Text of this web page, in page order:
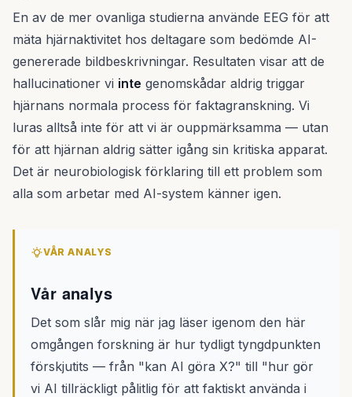
En av de mer ovanliga studierna använde EEG för att
mäta hjärnaktivitet hos deltagare som bedömde AI-
genererade bildbeskrivningar. Resultaten visar att de
hallucinationer vi inte genomskådar aldrig triggar
hjärnans normala process för faktagranskning. Vi
luras alltså inte för att vi är ouppmärksamma — utan
för att hjärnan aldrig sätter igång sin kritiska apparat.
Det är neurobiologisk förklaring till ett problem som
alla som arbetar med AI-system känner igen.
VÅR ANALYS
Vår analys
Det som slår mig när jag läser igenom den här
omgången forskning är hur tydligt tyngdpunkten
förskjutits — från "kan AI göra X?" till "hur gör
vi AI tillräckligt pålitlig för att faktiskt använda i